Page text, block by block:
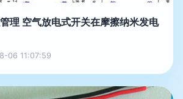
理 空气放电式开关在摩擦纳米发电
06 11:07:59